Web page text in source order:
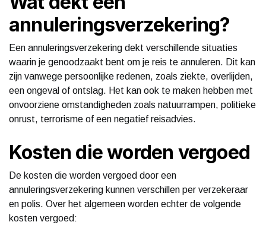
annuleringsverzekering?
Een annuleringsverzekering dekt verschillende situaties
waarin je genoodzaakt bent om je reis te annuleren. Dit kan
zijn vanwege persoonlijke redenen, zoals ziekte, overlijden,
een ongeval of ontslag. Het kan ook te maken hebben met
onvoorziene omstandigheden zoals natuurrampen, politieke
onrust, terrorisme of een negatief reisadvies.
Kosten die worden vergoed
De kosten die worden vergoed door een
annuleringsverzekering kunnen verschillen per verzekeraar
en polis. Over het algemeen worden echter de volgende
kosten vergoed: